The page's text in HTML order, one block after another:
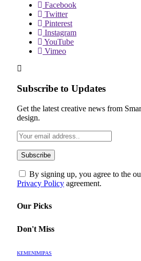
Facebook
Twitter
Pinterest
Instagram
YouTube
Vimeo
Subscribe to Updates
Get the latest creative news from
design.
By signing up, you agree to the
Privacy Policy agreement.
Our Picks
Don't Miss
KEMENIMIPAS